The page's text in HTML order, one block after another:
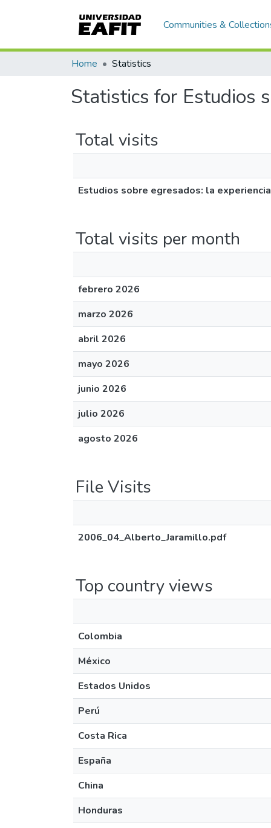
Communities &
Home Statistics
Statistics for Estudios
Total visits
Estudios sobre egresados: la
Total visits per month
febrero 2026
marzo 2026
abril 2026
mayo 2026
junio 2026
julio 2026
agosto 2026
File Visits
2006_04_Alberto_Jaramillo.pdf
Top country views
Colombia
México
Estados Unidos
Perú
Costa Rica
España
China
Honduras